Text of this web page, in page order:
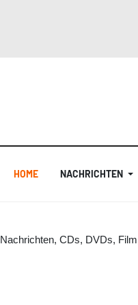
HOME NACHRICHTEN
CDs, DVDs,